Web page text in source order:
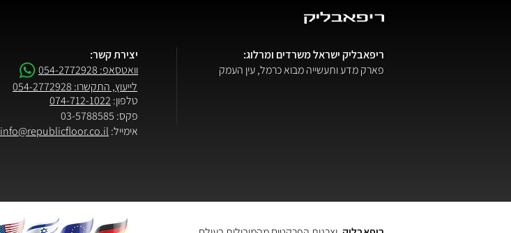
יצירת קשר:
טלפון: 074-712-1022
פקס: 03-5788585
אימייל: info@republicfloor.co.il
ריפאבליק ישראלמשרדים ומרלוג:
פארק מדע ותעשייה מבוא כרמל, עין העמק
לייעוץ, התקשרו: 054-2772928
וואטסאפ: 054-2772928